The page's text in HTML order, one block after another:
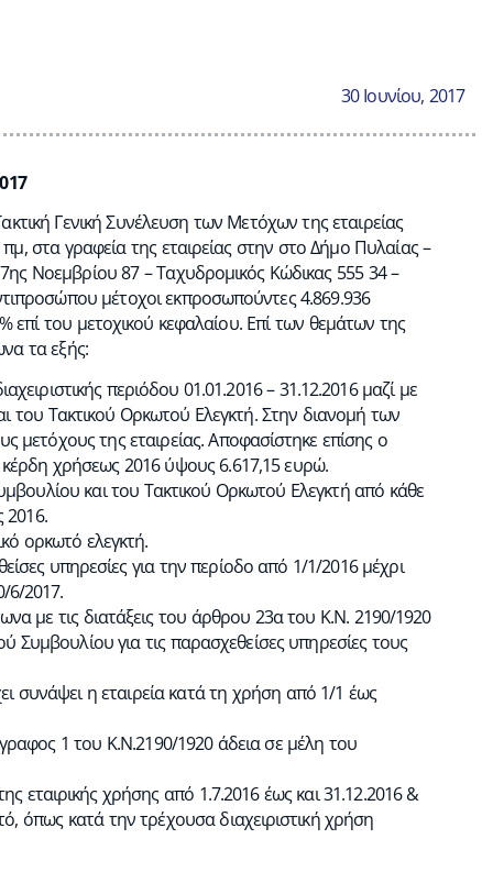
30 Ιουνίου, 2017
Γενική Συνέλευση των Μετόχων της εταιρείας
στα γραφεία της εταιρείας στην στο Δήμο Πυλαίας –
Νοεμβρίου 87 – Ταχυδρομικός Κώδικας 555 34 –
μέτοχοι εκπροσωπούντες 4.869.936
του μετοχικού κεφαλαίου. Επί των θεμάτων της
τα εξής:
περιόδου 01.01.2016 – 31.12.2016 μαζί με
του Τακτικού Ορκωτού Ελεγκτή. Στην διανομή των
της εταιρείας. Αποφασίστηκε επίσης ο
χρήσεως 2016 ύψους 6.617,15 ευρώ.
και του Τακτικού Ορκωτού Ελεγκτή από κάθε
2016.
ορκωτό ελεγκτή.
υπηρεσίες για την περίοδο από 1/1/2016 μέχρι
6/2017.
με τις διατάξεις του άρθρου 23α του Κ.Ν. 2190/1920
Συμβουλίου για τις παρασχεθείσες υπηρεσίες τους
συνάψει η εταιρεία κατά τη χρήση από 1/1 έως
1 του Κ.Ν.2190/1920 άδεια σε μέλη του
εταιρικής χρήσης από 1.7.2016 έως και 31.12.2016 &
όπως κατά την τρέχουσα διαχειριστική χρήση